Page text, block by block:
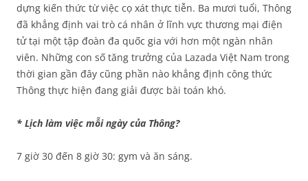
dựng kiến thức từ việc cọ xát thực tiễn. Ba mươi tuổi, Thông
đã khẳng định vai trò cá nhân ở lĩnh vực thương mại điện
tử tại một tập đoàn đa quốc gia với hơn một ngàn nhân
viên. Những con số tăng trưởng của Lazada Việt Nam trong
thời gian gần đây cũng phần nào khẳng định công thức
Thông thực hiện đang giải được bài toán khó.
* Lịch làm việc mỗi ngày của Thông?
7 giờ 30 đến 8 giờ 30: gym và ăn sáng.